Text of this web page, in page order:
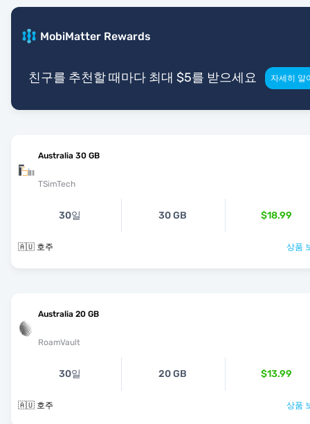
MobiMatter Rewards
친구를 추천할 때마다 최대 $5를 받으세요 자세히 알
Australia 30 GB
TSimTech
30일 30 GB $18.99
🇦🇺 호주 상품
Australia 20 GB
RoamVault
30일 20 GB $13.99
🇦🇺 호주 상품